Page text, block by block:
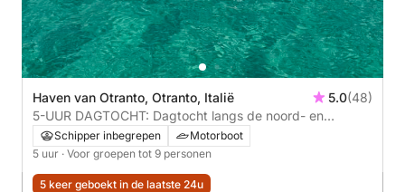
Haven van Otranto, Otranto, Italië 5.0(48)
5-UUR DAGTOCHT: Dagtocht langs de noord- en
zuidkust met een gastronomische lunch **aanbevolen**
Schipper inbegrepen
Motorboot
5 uur · Voor groepen tot 9 personen
5 keer geboekt in de laatste 24u